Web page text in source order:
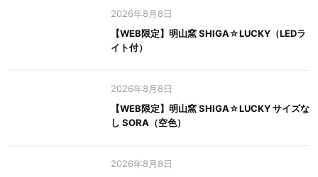
2026年8月8日
【WEB限定】明山窯 SHIGA☆LUCKY（LEDラ
イト付）
2026年8月8日
【WEB限定】明山窯 SHIGA☆LUCKY サイズな
し SORA（空色）
2026年8月8日